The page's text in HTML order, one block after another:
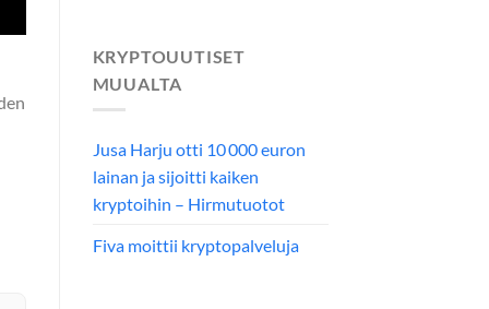
KRYPTOUUTISET
MUUALTA
Jusa Harju otti 10 000 euron
lainan ja sijoitti kaiken
kryptoihin – Hirmutuotot
Fiva moittii kryptopalveluja